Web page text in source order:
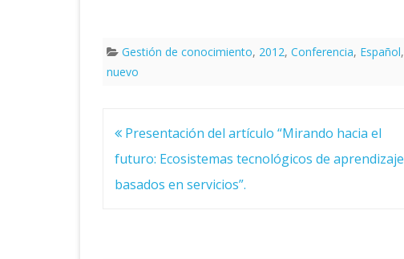
Gestión de conocimiento, 2012, Conferencia, Español,
nuevo
Navegación
de
entradas
Presentación del artículo “Mirando hacia el
futuro: Ecosistemas tecnológicos de aprendizaje
basados en servicios”.